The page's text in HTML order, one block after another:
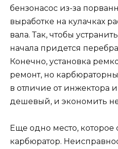
бензонасос из-за
выработке на кулачках
вала. Так, чтобы
начала придется
Конечно, установка
ремонт, но
в отличие от инжектора
дешевый, и экономить
Еще одно место, которое
карбюратор.